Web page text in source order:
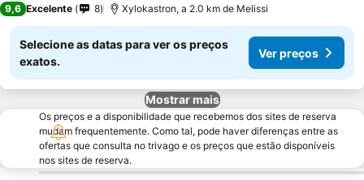
9,6 Excelente 8 Xylokastron, a 2.0 km de Melissi
Selecione as datas para ver os preços
exatos.
Ver preços
Mostrar mais
Os preços e a disponibilidade que recebemos dos sites de reserva
mudam frequentemente. Como tal, pode haver diferenças entre as
ofertas que consulta no trivago e os preços que estão disponíveis
nos sites de reserva.